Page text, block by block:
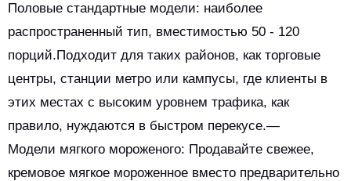
Половые стандартные модели: наиболее
распространенный тип, вместимостью 50 - 120
порций.Подходит для таких районов, как торговые
центры, станции метро или кампусы, где клиенты в
этих местах с высоким уровнем трафика, как
правило, нуждаются в быстром перекусе.—
Модели мягкого мороженого: Продавайте свежее,
кремовое мягкое мороженное вместо предварительно